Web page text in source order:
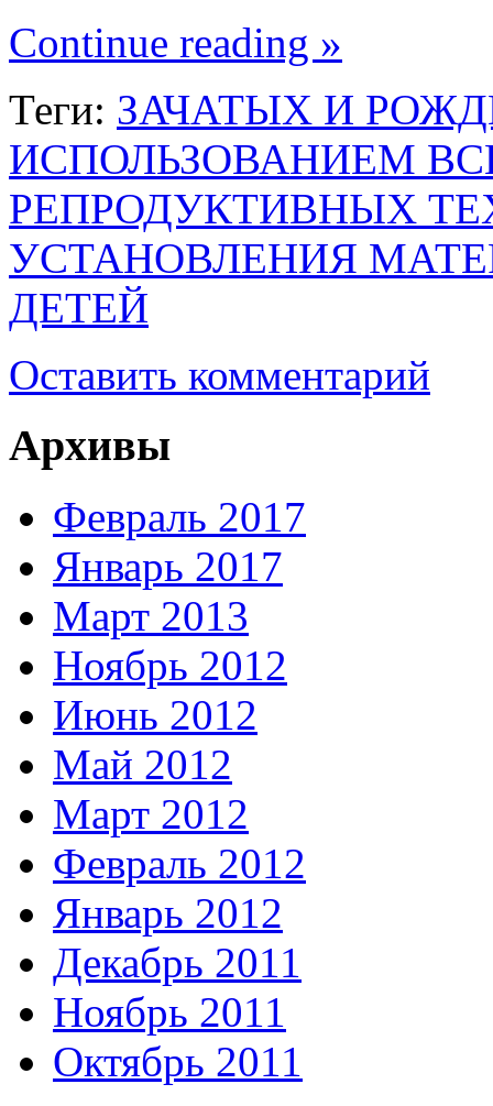
Continue reading »
Теги: ЗАЧАТЫХ И
ИСПОЛЬЗОВАНИЕМ
РЕПРОДУКТИВНЫХ
УСТАНОВЛЕНИЯ
ДЕТЕЙ
Оставить комментарий
Архивы
Февраль 2017
Январь 2017
Март 2013
Ноябрь 2012
Июнь 2012
Май 2012
Март 2012
Февраль 2012
Январь 2012
Декабрь 2011
Ноябрь 2011
Октябрь 2011